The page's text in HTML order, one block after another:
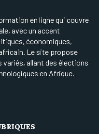
en ligne qui couvre
avec un accent
économiques,
Le site propose
allant des élections
en Afrique.